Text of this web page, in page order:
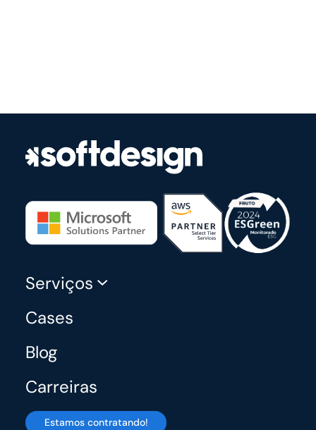
Serviços
Cases
Blog
Carreiras
Estamos contratando!